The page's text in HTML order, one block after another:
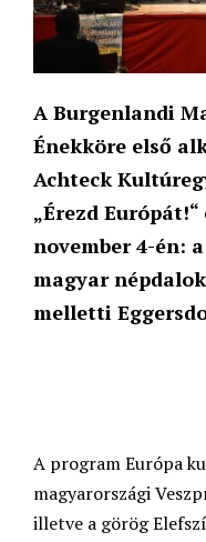
A Burgenlandi
Énekköre első
Achteck
„Érezd
november 4-én:
magyar
melletti
A program Európa
magyarországi
illetve a görög